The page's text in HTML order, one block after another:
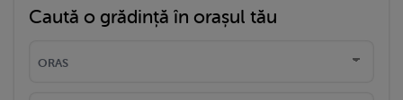
Caută o grădință în orașul tău